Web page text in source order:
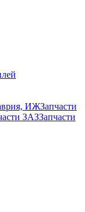
ИЖЗапчасти
ЗАЗЗапчасти